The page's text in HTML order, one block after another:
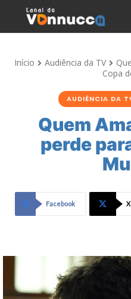
Início Audiência da TV
Copa
AUDIÊNCIA DA
Quem
perde
Facebook X